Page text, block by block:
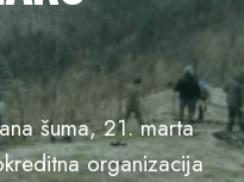
šuma, 21. marta
organizacija